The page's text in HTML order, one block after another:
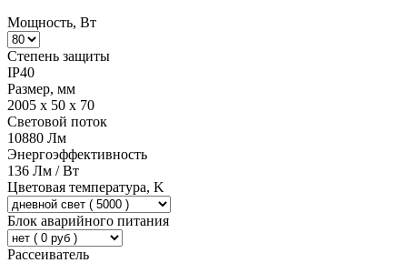
Мощность, Вт
Степень защиты
IP40
Размер, мм
2005 x 50 x 70
Световой поток
10880 Лм
Энергоэффективность
136 Лм / Вт
Цветовая температура, K
Блок аварийного питания
Рассеиватель